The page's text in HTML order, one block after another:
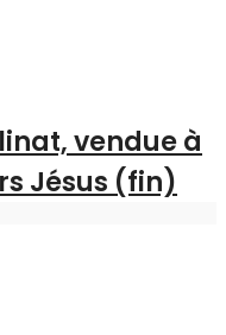
vendue à
Jésus (fin)